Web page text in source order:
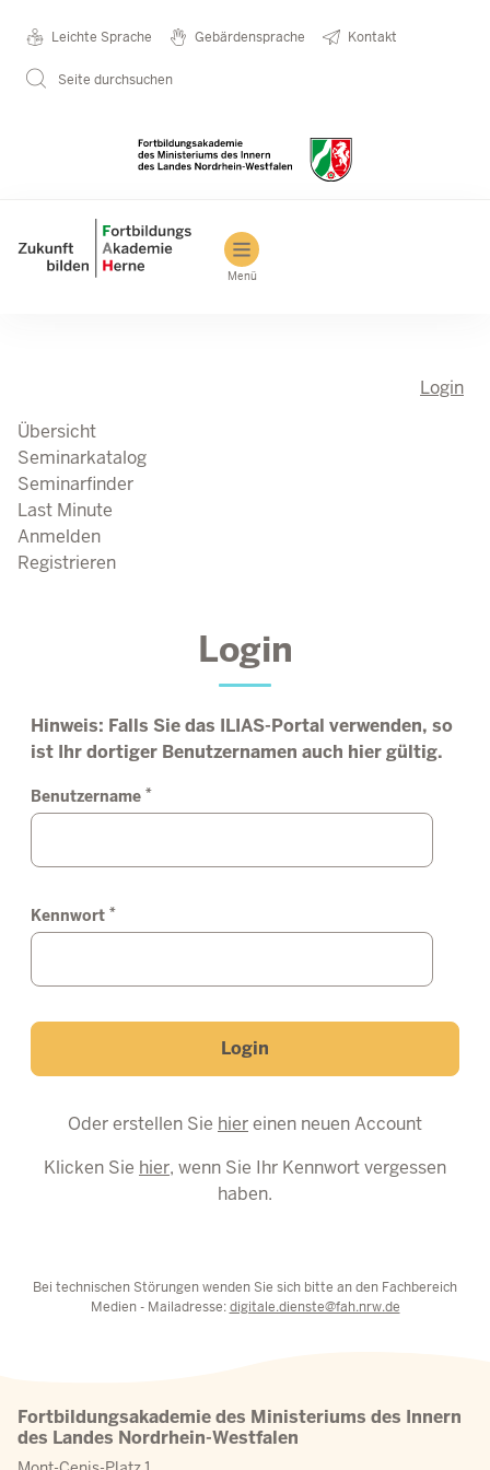
Metanavigation
Leichte Sprache Gebärdensprache Kontakt
Seite durchsuchen
Main navigation
Menü
Login
Übersicht
Seminarkatalog
Seminarfinder
Last Minute
Anmelden
Registrieren
Login
Hinweis: Falls Sie das ILIAS-Portal verwenden, so
ist Ihr dortiger Benutzernamen auch hier gültig.
Benutzername *
Kennwort *
Login
Oder erstellen Sie hiereinen neuen Account
Klicken Sie hier, wenn Sie Ihr Kennwort vergessen
haben.
Bei technischen Störungen wenden Sie sich bitte an den Fachbereich
Medien - Mailadresse:digitale.dienste@fah.nrw.de
Fortbildungsakademie des Ministeriums des Innern
des Landes Nordrhein-Westfalen